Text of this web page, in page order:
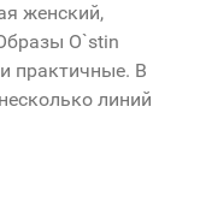
женский,
O`stin
практичные. В
линий